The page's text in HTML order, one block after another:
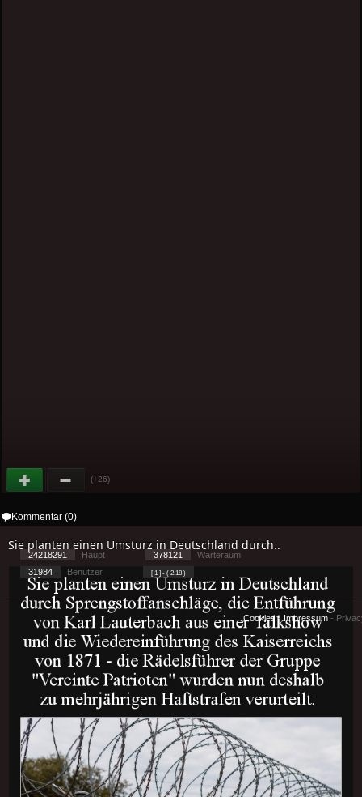
(+26)
Kommentar (0)
Sie planten einen Umsturz in Deutschland durch..
24218291 Haupt 378121
Warteraum
31984
Benutzer [ 1 ] - ( 2.18 )
Cookies-Impressum -